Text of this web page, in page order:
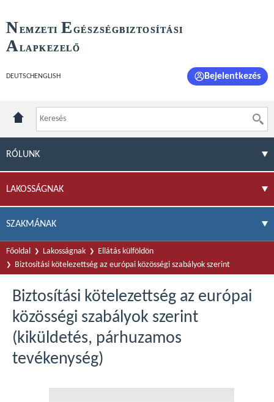
NEMZETI E GÉSZSÉGBIZTOSÍTÁSI
ALAPKEZELŐ
DEUTSCH ENGLISH Bejelentkezés
RÓLUNK
LAKOSSÁGNAK
SZAKMÁNAK
Főoldal Lakosságnak
Ellátás külföldön
Biztosítási kötelezettség az európai közösségi szabályok szerint
Biztosítási kötelezettség az európai
közösségi szabályok szerint
(kiküldetés, párhuzamos
tevékenység)